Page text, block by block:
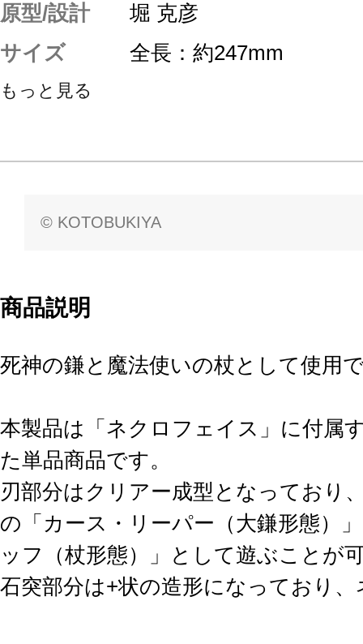
原型/設計
堀 克彦
サイズ
全長：約247mm
もっと見る
© KOTOBUKIYA
商品説明
死神の鎌と魔法使いの杖として使用
本製品は「ネクロフェイス」に付属
た単品商品です。
刃部分はクリアー成型となっており
の「カース・リーパー（大鎌形態）
ッフ（杖形態）」として遊ぶことが
石突部分は+状の造形になっており